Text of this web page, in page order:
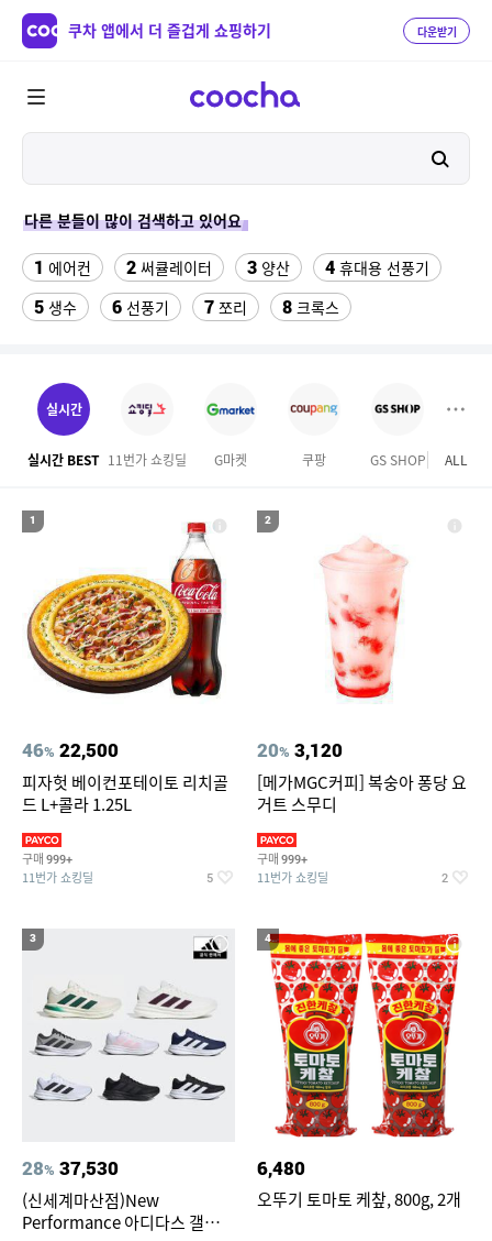
쿠차 앱에서 더 즐겁게 쇼핑하기 다운받기
다른 분들이 많이 검색하고 있어요
1 에어컨 2 써큘레이터 3 양산 4 휴대용 선풍기
5 생수 6 선풍기 7 쪼리 8 크록스
12 팔찌부자재
14 옥마루황토흙침대
17 천안소노벨 오션어드벤처 S56UI0128 P4455 7162 ALL
실시간
실시간 BEST 11번가 쇼킹딜 G마켓 쿠팡 GS SHOP 롯데
1
46% 22,500
피자헛 베이컨포테이토 리치골
드 L+콜라 1.25L
구매 999+
11번가 쇼킹딜 5
2
20% 3,120
[메가MGC커피] 복숭아 퐁당 요
거트 스무디
구매 999+
11번가 쇼킹딜 2
3
28% 37,530
(신세계마산점)New
Performance 아디다스 갤럭시
4
6,480
오뚜기 토마토 케챂, 800g, 2개